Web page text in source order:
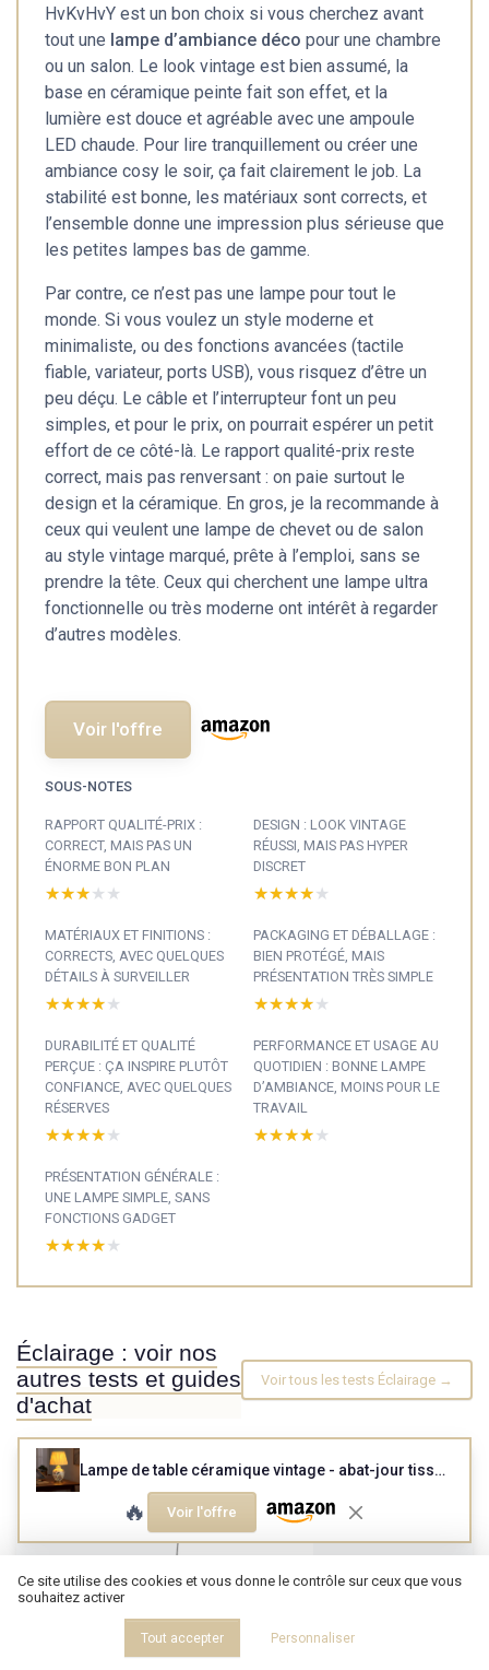
HvKvHvY est un bon choix si vous cherchez avant
tout une lampe d’ambiance déco pour une chambre
ou un salon. Le look vintage est bien assumé, la
base en céramique peinte fait son effet, et la
lumière est douce et agréable avec une ampoule
LED chaude. Pour lire tranquillement ou créer une
ambiance cosy le soir, ça fait clairement le job. La
stabilité est bonne, les matériaux sont corrects, et
l’ensemble donne une impression plus sérieuse que
les petites lampes bas de gamme.
Par contre, ce n’est pas une lampe pour tout le
monde. Si vous voulez un style moderne et
minimaliste, ou des fonctions avancées (tactile
fiable, variateur, ports USB), vous risquez d’être un
peu déçu. Le câble et l’interrupteur font un peu
simples, et pour le prix, on pourrait espérer un petit
effort de ce côté-là. Le rapport qualité-prix reste
correct, mais pas renversant : on paie surtout le
design et la céramique. En gros, je la recommande à
ceux qui veulent une lampe de chevet ou de salon
au style vintage marqué, prête à l’emploi, sans se
prendre la tête. Ceux qui cherchent une lampe ultra
fonctionnelle ou très moderne ont intérêt à regarder
d’autres modèles.
Voir l'offre
SOUS-NOTES
RAPPORT QUALITÉ-PRIX :
CORRECT, MAIS PAS UN
ÉNORME BON PLAN
★★★★★
★★★★★
DESIGN : LOOK VINTAGE
RÉUSSI, MAIS PAS HYPER
DISCRET
★★★★★
★★★★★
MATÉRIAUX ET FINITIONS :
CORRECTS, AVEC QUELQUES
DÉTAILS À SURVEILLER
★★★★★
★★★★★
PACKAGING ET DÉBALLAGE :
BIEN PROTÉGÉ, MAIS
PRÉSENTATION TRÈS SIMPLE
★★★★★
★★★★★
DURABILITÉ ET QUALITÉ
PERÇUE : ÇA INSPIRE PLUTÔT
CONFIANCE, AVEC QUELQUES
RÉSERVES
★★★★★
★★★★★
PERFORMANCE ET USAGE AU
QUOTIDIEN : BONNE LAMPE
D’AMBIANCE, MOINS POUR LE
TRAVAIL
★★★★★
★★★★★
PRÉSENTATION GÉNÉRALE :
UNE LAMPE SIMPLE, SANS
FONCTIONS GADGET
★★★★★
★★★★★
Éclairage : voir nos
autres tests et guides
d'achat
Voir tous les tests Éclairage →
Lampe de table céramique vintage - abat-jour tissu blanc E27
🔥 Voir l'offre
Ce site utilise des cookies et vous donne le contrôle sur ceux que vous
souhaitez activer
Tout accepter Personnaliser